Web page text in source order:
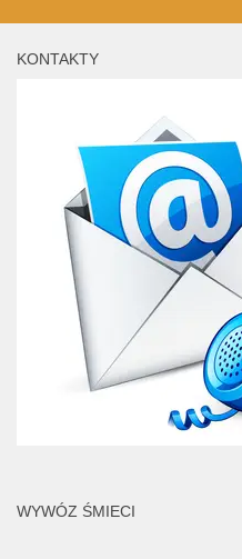
KONTAKTY
WYWÓZ ŚMIECI